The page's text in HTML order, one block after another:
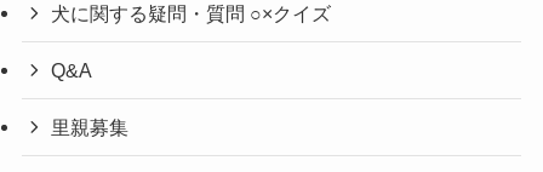
犬に関する疑問・質問 ○×クイズ
Q&A
里親募集